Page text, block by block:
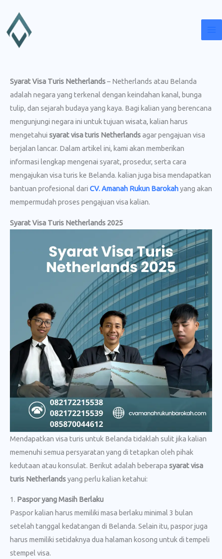
konten
Syarat Visa Turis Netherlands– Netherlands atau Belanda
adalah negara yang terkenal dengan keindahan kanal, bunga
tulip, dan sejarah budaya yang kaya. Bagi kalian yang berencana
mengunjungi negara ini untuk tujuan wisata, kalian harus
mengetahui syarat visa turis Netherlandsagar pengajuan visa
berjalan lancar. Dalam artikel ini, kami akan memberikan
informasi lengkap mengenai syarat, prosedur, serta cara
mengajukan visa turis ke Belanda. kalian juga bisa mendapatkan
bantuan profesional dari CV. Amanah Rukun Barokahyang akan
mempermudah proses pengajuan visa kalian.
Syarat Visa Turis Netherlands 2025
Mendapatkan visa turis untuk Belanda tidaklah sulit jika kalian
memenuhi semua persyaratan yang di tetapkan oleh pihak
kedutaan atau konsulat. Berikut adalah beberapa syarat visa
turis Netherlandsyang perlu kalian ketahui:
1. Paspor yang Masih Berlaku
Paspor kalian harus memiliki masa berlaku minimal 3 bulan
setelah tanggal kedatangan di Belanda. Selain itu, paspor juga
harus memiliki setidaknya dua halaman kosong untuk di tempeli
stempel visa.